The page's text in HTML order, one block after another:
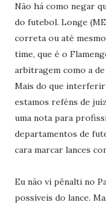
Não há como negar
do futebol. Longe
correta ou até
time, que é o
arbitragem como a
Mais do que
estamos reféns de
uma nota para
departamentos de
cara marcar lances
Eu não vi pênalti no
possíveis do lance.